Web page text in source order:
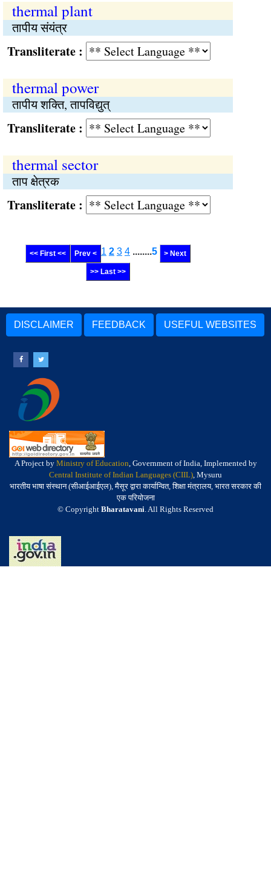
thermal plant
तापीय संयंत्र
:
thermal power
तापीय शक्ति, तापविद्युत्
:
thermal sector
ताप क्षेत्रक
:
<< First << Prev < 1 2 3 4 ........5 > Next
>> Last >>
DISCLAIMER FEEDBACK USEFUL WEBSITES
A Project by Ministry of Education, Government of India, Implemented by
Central Institute of Indian Languages (CIIL), Mysuru
भारतीय भाषा संस्थान (सीआईआईएल), मैसूर द्वारा कार्यान्वित, शिक्षा मंत्रालय, भारत सरकार की
एक परियोजना
© Copyright Bharatavani. All Rights Reserved